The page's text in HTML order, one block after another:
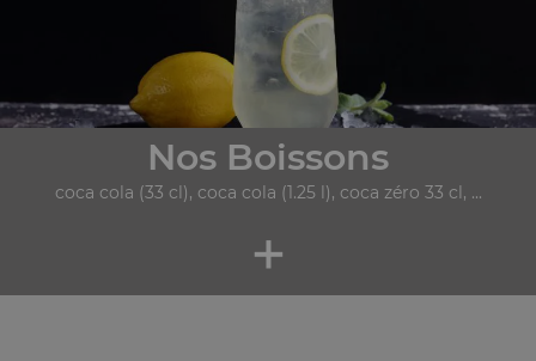
Nos Boissons
coca cola (33 cl), coca cola (1.25 l), coca zéro 33 cl, ...
+